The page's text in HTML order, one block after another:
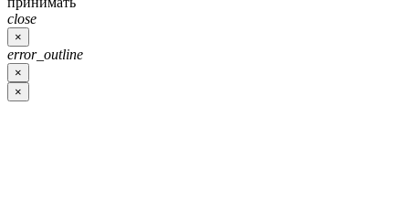
close
×
error_outline
×
×